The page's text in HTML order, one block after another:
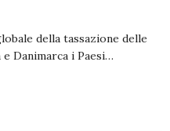
della tassazione delle
Danimarca i Paesi…